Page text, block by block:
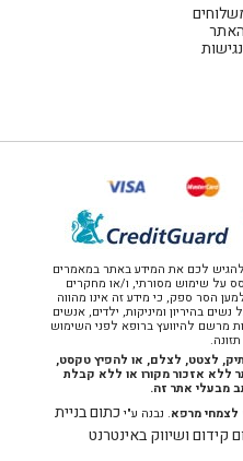
לכם את המידע באתר במאמרים
על שימוש מסורתי, ו/או מחקרים
הסר ספק, כי מידע זה אינו מהווה
בהיריון ומיניקות, ילדים, אנשים
מרשם להיוועץ ברופא לפני השימוש
לצטט, לצלם, או להפיץ טקסט,
ללא אזכור מקורו או ללא קבלת
מבעלי אתר זה.
לצמחי מרפא. נבנה ע"יכתום בניית
קידום ושיווק באינטרנט